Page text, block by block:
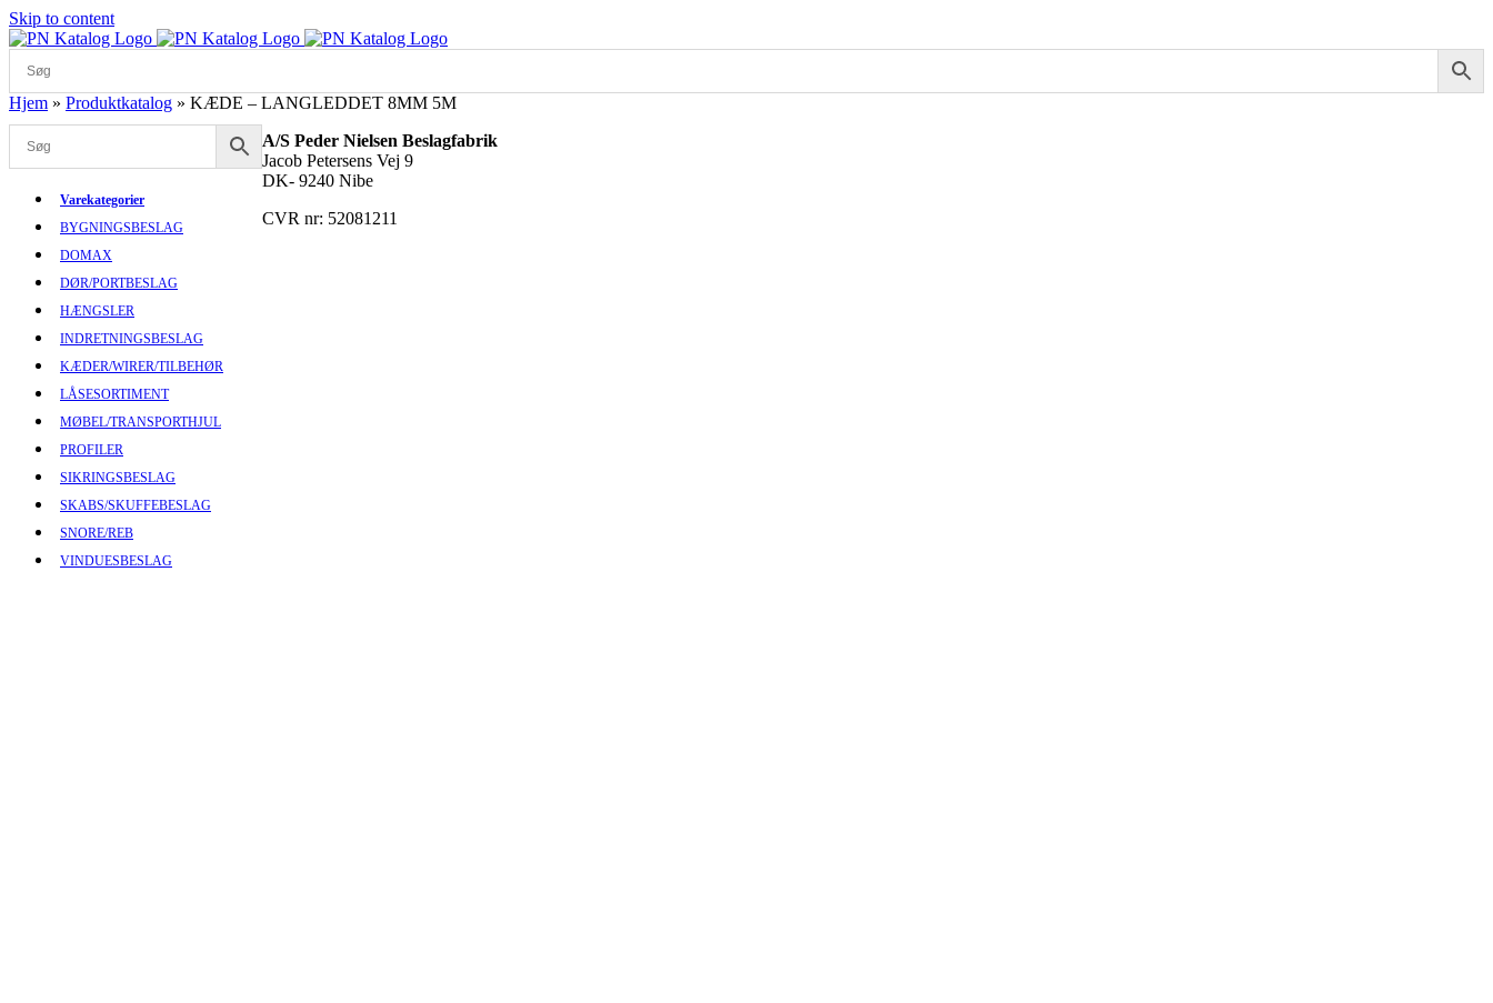
Skip to content
Hjem » Produktkatalog » KÆDE – LANGLEDDET 8MM 5M
Varekategorier
BYGNINGSBESLAG
DOMAX
DØR/PORTBESLAG
HÆNGSLER
INDRETNINGSBESLAG
KÆDER/WIRER/TILBEHØR
LÅSESORTIMENT
MØBEL/TRANSPORTHJUL
PROFILER
SIKRINGSBESLAG
SKABS/SKUFFEBESLAG
SNORE/REB
VINDUESBESLAG
A/S Peder Nielsen Beslagfabrik
Jacob Petersens Vej 9
DK- 9240 Nibe
CVR nr: 52081211